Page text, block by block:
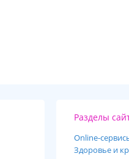
Разделы
Online-
Здоровье и